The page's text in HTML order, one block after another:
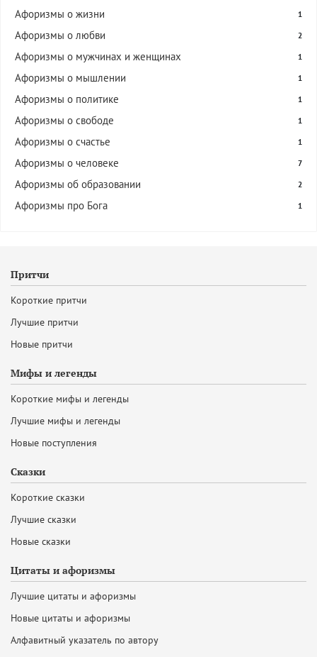
Афоризмы о жизни 1
Афоризмы о любви 2
Афоризмы о мужчинах и женщинах 1
Афоризмы о мышлении 1
Афоризмы о политике 1
Афоризмы о свободе 1
Афоризмы о счастье 1
Афоризмы о человеке 7
Афоризмы об образовании 2
Афоризмы про Бога 1
Притчи
Короткие притчи
Лучшие притчи
Новые притчи
Мифы и легенды
Короткие мифы и легенды
Лучшие мифы и легенды
Новые поступления
Сказки
Короткие сказки
Лучшие сказки
Новые сказки
Цитаты и афоризмы
Лучшие цитаты и афоризмы
Новые цитаты и афоризмы
Алфавитный указатель по автору